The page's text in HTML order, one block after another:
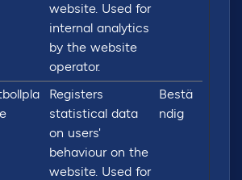
website. Used for
internal analytics
by the website
operator.
Registers
statistical data
on users'
behaviour on the
website. Used for
Bestä
ndig